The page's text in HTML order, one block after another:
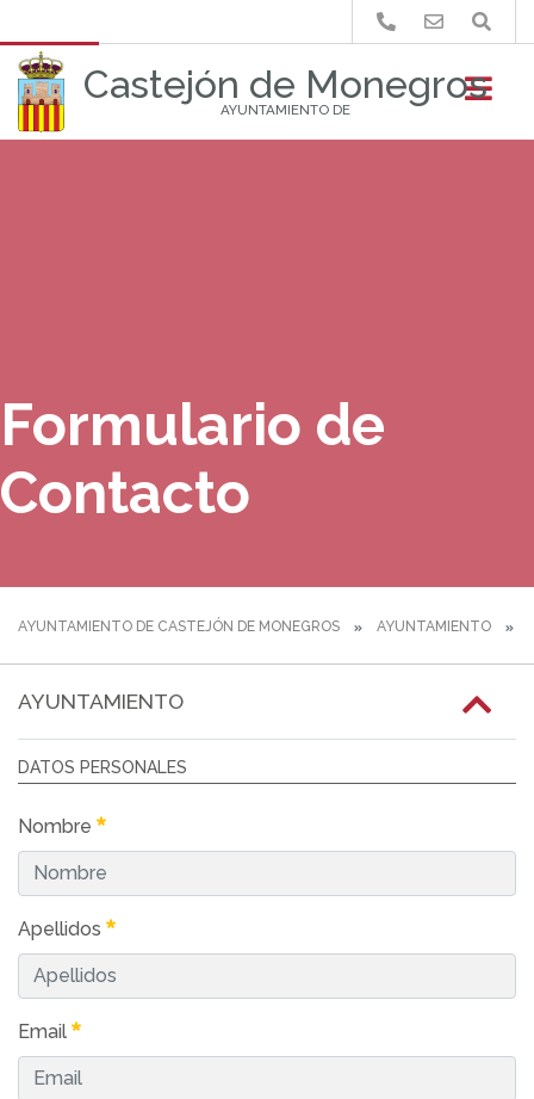
Castejón de Monegros
AYUNTAMIENTO DE
Buscar
Formulario de
Contacto
AYUNTAMIENTO DE CASTEJÓN DE MONEGROS AYUNTAMIENTO
AYUNTAMIENTO
DATOS PERSONALES
Nombre
Apellidos
Email